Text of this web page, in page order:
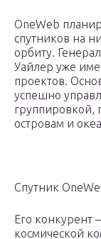
OneWeb
спутников на
орбиту.
Уайлер уже
проектов.
успешно
группировкой,
островам и
Спутник
Его конкурент
космической